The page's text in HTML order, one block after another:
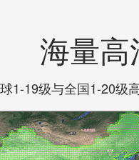
海量
1-19级与全国1-20级